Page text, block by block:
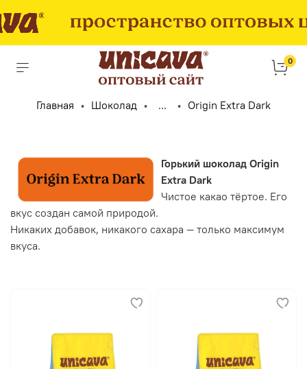
0
Главная Шоколад ... Origin Extra Dark
Горький шоколад Origin
Extra Dark
Чистое какао тёртое. Его
вкус создан самой природой.
Никаких добавок, никакого сахара — только максимум
вкуса.